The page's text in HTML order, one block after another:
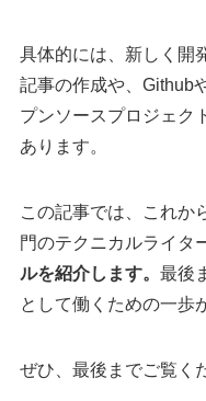
具体的には、新しく開
記事の作成や、Github
プンソースプロジェク
あります。
この記事では、これか
門のテクニカルライタ
ルを紹介します。 最後
として働くための一歩
ぜひ、最後までご覧く